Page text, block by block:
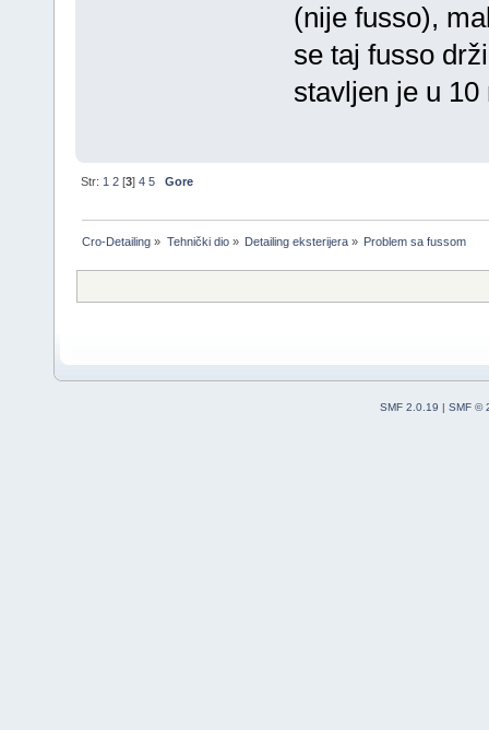
(nije fusso),
se taj fusso
stavljen je u 10
Str:1 2 [3]4 5 Gore
Cro-Detailing » Tehnički dio» Detailing eksterijera» Problem sa fussom
SMF 2.0.19 | SMF ©